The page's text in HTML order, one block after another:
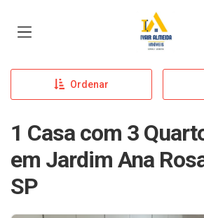
Página
Ordenar
1 Casa com 3
em Jardim Ana
SP